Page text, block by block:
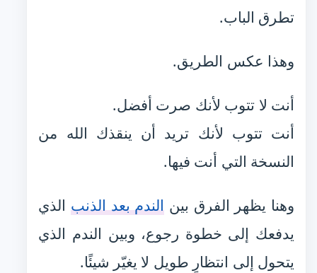
تطرق الباب.
وهذا عكس الطريق.
أنت لا تتوب لأنك صرت أفضل.
أنت تتوب لأنك تريد أن ينقذك الله من
النسخة التي أنت فيها.
وهنا يظهر الفرق بين الندم بعد الذنبالذي
يدفعك إلى خطوة رجوع، وبين الندم الذي
يتحول إلى انتظارٍ طويل لا يغيّر شيئًا.